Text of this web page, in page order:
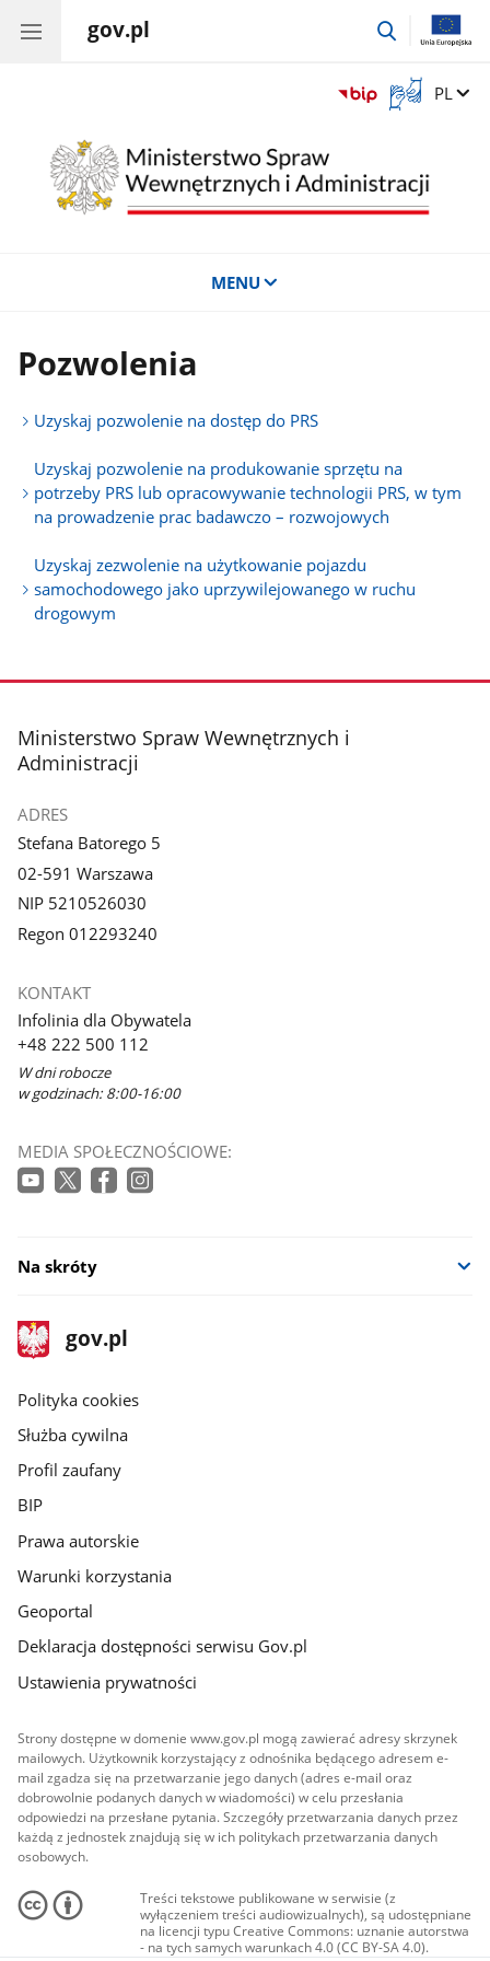
gov.pl
przejdź
Otwórz
okno
języka
migowego
Zmień
PL
MENU
Pozwolenia
Uzyskaj pozwolenie na dostęp do PRS
Uzyskaj pozwolenie na produkowanie sprzętu na
potrzeby PRS lub opracowywanie technologii PRS, w tym
na prowadzenie prac badawczo – rozwojowych
Uzyskaj zezwolenie na użytkowanie pojazdu
samochodowego jako uprzywilejowanego w ruchu
drogowym
stopka
Ministerstwo Spraw Wewnętrznych i
Administracji
ADRES
Stefana Batorego 5
02-591 Warszawa
NIP 5210526030
Regon 012293240
KONTAKT
Infolinia dla Obywatela
+48 222 500 112
W dni robocze
w godzinach: 8:00-16:00
MEDIA SPOŁECZNOŚCIOWE:
Na skróty
stopka
gov.pl
Strona
gov.pl
gov.pl
Polityka cookies
Służba cywilna
Profil zaufany
BIP
Prawa autorskie
Warunki korzystania
Geoportal
Deklaracja dostępności serwisu Gov.pl
Ustawienia prywatności
Strony dostępne w domenie www.gov.pl mogą zawierać adresy skrzynek
mailowych. Użytkownik korzystający z odnośnika będącego adresem e-
mail zgadza się na przetwarzanie jego danych (adres e-mail oraz
dobrowolnie podanych danych w wiadomości) w celu przesłania
odpowiedzi na przesłane pytania. Szczegóły przetwarzania danych przez
każdą z jednostek znajdują się w ich politykach przetwarzania danych
osobowych.
Treści tekstowe publikowane w serwisie (z
wyłączeniem treści audiowizualnych), są udostępniane
na licencji typu Creative Commons: uznanie autorstwa
- na tych samych warunkach 4.0 (CC BY-SA 4.0).